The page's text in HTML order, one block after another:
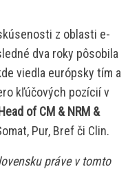
z oblasti e-
dva roky pôsobila
viedla európsky tím a
kľúčových pozícií v
of CM & NRM &
Pur, Bref či Clin.
práve v tomto